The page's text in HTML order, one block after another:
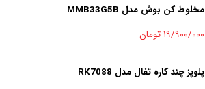
مخلوط کن بوش مدل MMB33G5B
۱۹/۹۰۰/۰۰۰ تومان
پلوپز چند کاره تفال مدل RK7088